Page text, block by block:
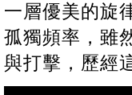
一層優美的旋
孤獨頻率，雖
與打擊，歷經